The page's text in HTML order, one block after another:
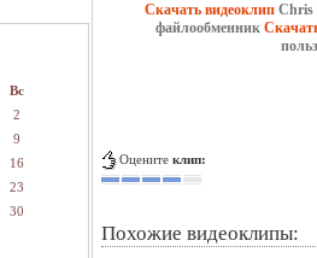
Вс
2
9
16
23
30
Скачать видеоклипChris
файлообменник
Оцените клип:
Похожие видеоклипы: